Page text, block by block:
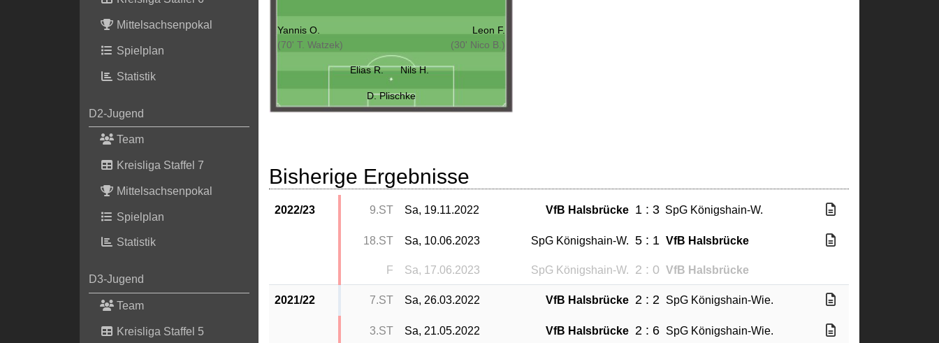
Mittelsachsenpokal
Spielplan
Statistik
D2-Jugend
Team
Kreisliga Staffel 7
Mittelsachsenpokal
Spielplan
Statistik
D3-Jugend
Team
Kreisliga Staffel 5
Yannis O.
(70' T. Watzek)
Leon F.
(30' Nico B.)
Elias R. Nils H.
D. Plischke
Bisherige Ergebnisse
2022/23 9.ST Sa, 19.11.2022 VfB Halsbrücke 1 : 3 SpG Königshain-W.
18.ST Sa, 10.06.2023 SpG Königshain-W. 5 : 1 VfB Halsbrücke
F Sa, 17.06.2023 SpG Königshain-W. 2 : 0 VfB Halsbrücke
2021/22 7.ST Sa, 26.03.2022 VfB Halsbrücke 2 : 2 SpG Königshain-Wie.
3.ST Sa, 21.05.2022 VfB Halsbrücke 2 : 6 SpG Königshain-Wie.